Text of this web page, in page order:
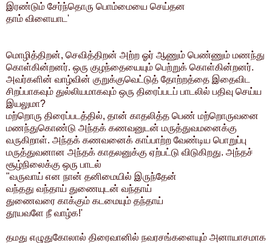
இரண்டும் சேர்ந்தொரு பொம்மையை செய்தன
தாம் விளையாட'
மொழித்திறன், செவித்திறன் அற்ற ஓர் ஆணும் பெண்ணும் மணந்து
கொள்கின்றனர். ஒரு குழந்தையையும் பெற்றுக் கொள்கின்றனர்.
அவர்களின் வாழ்வின் குறுக்குவெட்டுத் தோற்றத்தை இதைவிட
சிறப்பாகவும் துல்லியமாகவும் ஒரு திரைப்படப் பாடலில் பதிவு செய்ய
இயலுமா?
மற்றொரு திரைப்படத்தில், தான் காதலித்த பெண் மற்றொருவனை
மணந்துகொண்டு அந்தக் கணவனுடன் மருத்துவமனைக்கு
வருகிறாள். அந்தக் கணவனைக் காப்பாற்ற வேண்டிய பொறுப்பு
மருத்துவனான அந்தக் காதலனுக்கு ஏற்பட்டு விடுகிறது. அந்தச்
சூழ்நிலைக்கு ஒரு பாடல்
"வருவாய் என நான் தனிமையில் இருந்தேன்
வந்தது வந்தாய் துணையுடன் வந்தாய்
துணைவரை காக்கும் கடமையும் தந்தாய்
தூயவளே நீ வாழ்க!'
தமது எழுதுகோலால் திரைவானில் நவரசங்களையும் அனாயாசமாக